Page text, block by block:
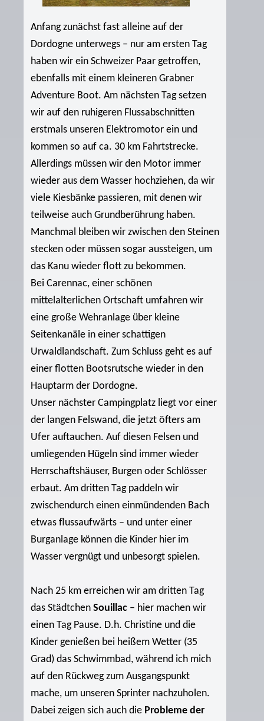
Anfang zunächst fast alleine auf der
Dordogne unterwegs – nur am ersten Tag
haben wir ein Schweizer Paar getroffen,
ebenfalls mit einem kleineren Grabner
Adventure Boot. Am nächsten Tag setzen
wir auf den ruhigeren Flussabschnitten
erstmals unseren Elektromotor ein und
kommen so auf ca. 30 km Fahrtstrecke.
Allerdings müssen wir den Motor immer
wieder aus dem Wasser hochziehen, da wir
viele Kiesbänke passieren, mit denen wir
teilweise auch Grundberührung haben.
Manchmal bleiben wir zwischen den Steinen
stecken oder müssen sogar aussteigen, um
das Kanu wieder flott zu bekommen.
Bei Carennac, einer schönen
mittelalterlichen Ortschaft umfahren wir
eine große Wehranlage über kleine
Seitenkanäle in einer schattigen
Urwaldlandschaft. Zum Schluss geht es auf
einer flotten Bootsrutsche wieder in den
Hauptarm der Dordogne.
Unser nächster Campingplatz liegt vor einer
der langen Felswand, die jetzt öfters am
Ufer auftauchen. Auf diesen Felsen und
umliegenden Hügeln sind immer wieder
Herrschaftshäuser, Burgen oder Schlösser
erbaut. Am dritten Tag paddeln wir
zwischendurch einen einmündenden Bach
etwas flussaufwärts – und unter einer
Burganlage können die Kinder hier im
Wasser vergnügt und unbesorgt spielen.
Nach 25 km erreichen wir am dritten Tag
das Städtchen Souillac – hier machen wir
einen Tag Pause. D.h. Christine und die
Kinder genießen bei heißem Wetter (35
Grad) das Schwimmbad, während ich mich
auf den Rückweg zum Ausgangspunkt
mache, um unseren Sprinter nachzuholen.
Dabei zeigen sich auch die Probleme der